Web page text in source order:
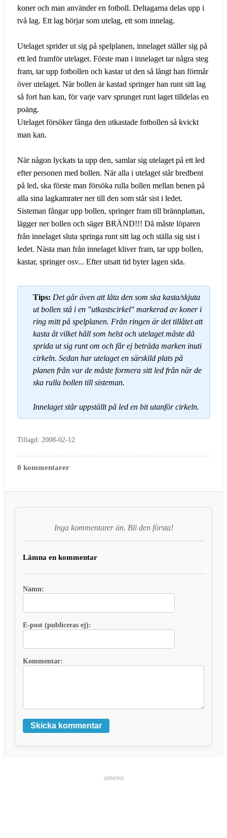
koner och man använder en fotboll. Deltagarna delas upp i
två lag. Ett lag börjar som utelag, ett som innelag.
Utelaget sprider ut sig på spelplanen, innelaget ställer sig på
ett led framför utelaget. Förste man i innelaget tar några steg
fram, tar upp fotbollen och kastar ut den så långt han förmår
över utelaget. När bollen är kastad springer han runt sitt lag
så fort han kan, för varje varv sprunget runt laget tilldelas en
poäng.
Utelaget försöker fånga den utkastade fotbollen så kvickt
man kan.
När någon lyckats ta upp den, samlar sig utelaget på ett led
efter personen med bollen. När alla i utelaget står bredbent
på led, ska förste man försöka rulla bollen mellan benen på
alla sina lagkamrater ner till den som står sist i ledet.
Sisteman fångar upp bollen, springer fram till brännplattan,
lägger ner bollen och säger BRÄND!!! Då måste löparen
från innelaget sluta springa runt sitt lag och ställa sig sist i
ledet. Nästa man från innelaget kliver fram, tar upp bollen,
kastar, springer osv... Efter utsatt tid byter lagen sida.
Tips: Det går även att låta den som ska kasta/skjuta
ut bollen stå i en "utkastscirkel" markerad av koner i
ring mitt på spelplanen. Från ringen är det tillåtet att
kasta åt vilket håll som helst och utelaget måste då
sprida ut sig runt om och får ej beträda marken inuti
cirkeln. Sedan har utelaget en särskild plats på
planen från var de måste formera sitt led från när de
ska rulla bollen till sisteman.
Innelaget står uppställt på led en bit utanför cirkeln.
Tillagd: 2008-02-12
0 kommentarer
Inga kommentarer än. Bli den första!
Lämna en kommentar
Namn:
E-post (publiceras ej):
Kommentar:
Skicka kommentar
ANNONS